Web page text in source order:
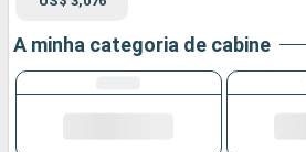
A minha categoria de cabine